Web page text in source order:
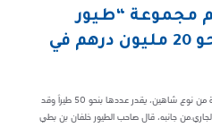
مجموعة “طيور
شواهين” قيمتها نحو 20 مليون درهم في
أظهر فيديو متداول، مجموعة من الطيور النادرة من نوع شاهين، يقدر عددها بنحو 50 طيراً وقد
جانبه، قال صاحب الطيور خلفان بن بطي